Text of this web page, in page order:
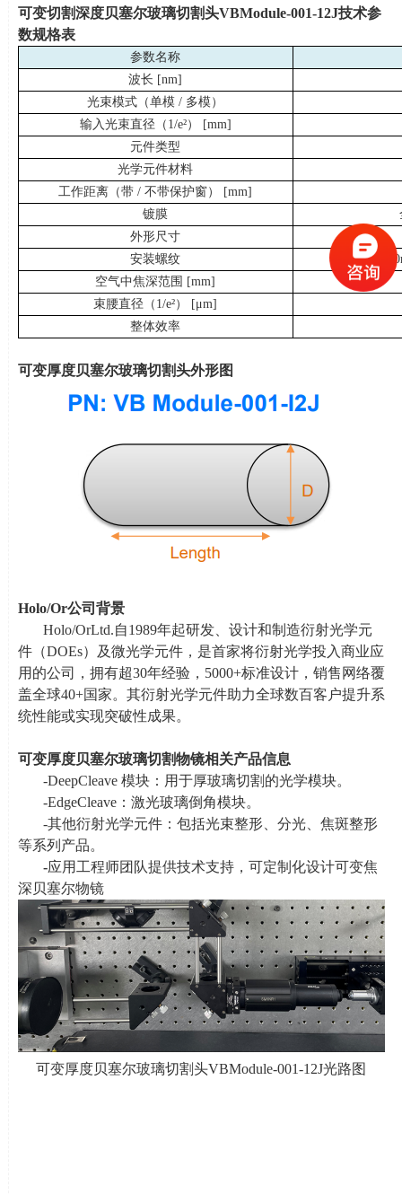
可变切割深度贝塞尔玻璃切割头VBModule-001-12J技术参
数规格表
参数名称
波长 [nm]
光束模式（单模 / 多模）
输入光束直径（ 1/e²）
[mm]
元件类型
光学元件材料
工作距离（带 /不带保护窗）
[mm]
镀膜
外形尺寸
安装螺纹
输入：
空气中焦深范围 [mm]
束腰直径（ 1/e²）
[μm]
整体效率
可变厚度贝塞尔玻璃切割头外形图
Holo/Or公司背景
Holo/OrLtd.自1989年起研发、设计和制造衍射光学元
件（DOEs）及微光学元件，是首家将衍射光学投入商业应
用的公司，拥有超30年经验， 5000+标准设计，销售网络覆
盖全球40+国家。其衍射光学元件助力全球数百客户提升系
统性能或实现突破性成果。
可变厚度贝塞尔玻璃切割物镜相关产品信息
-DeepCleave 模块：用于厚玻璃切割的光学模块。
-EdgeCleave：激光玻璃倒角模块。
-其他衍射光学元件：包括光束整形、分光、焦斑整形
等系列产品。
-应用工程师团队提供技术支持，可定制化设计可变焦
深贝塞尔物镜
可变厚度贝塞尔玻璃切割头VBModule-001-12J光路图